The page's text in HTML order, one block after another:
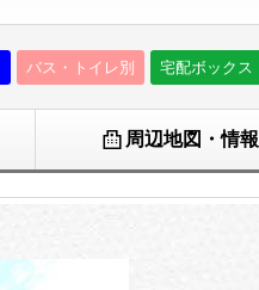
バス・トイレ別 宅配ボックス
周辺地図・情報